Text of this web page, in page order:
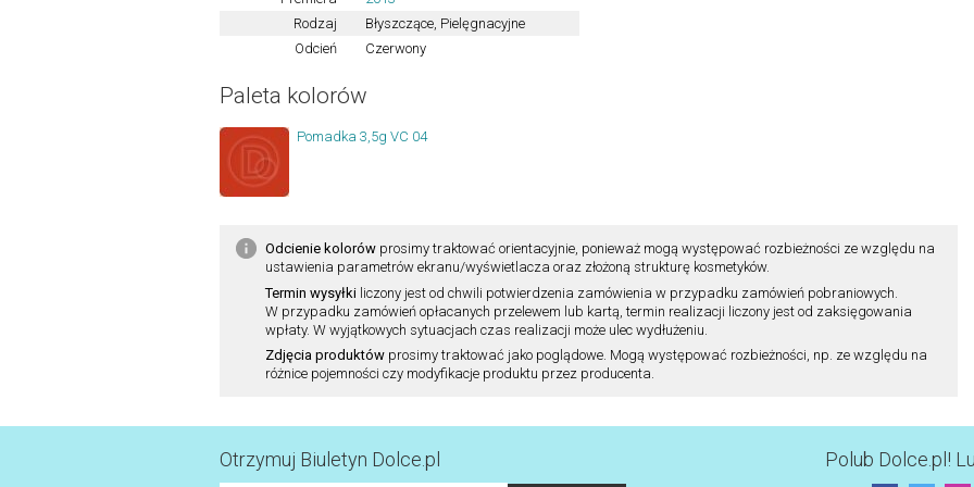
Rodzaj
Błyszczące Pielęgnacyjne
Odcień
Czerwony
Paleta kolorów
Pomadka 3,5g VC 04
Odcienie kolorów prosimy traktować orientacyjnie, ponieważ mogą występować rozbieżności ze względu na
ustawienia parametrów ekranu/wyświetlacza oraz złożoną strukturę kosmetyków.
Termin wysyłki liczony jest od chwili potwierdzenia zamówienia w przypadku zamówień pobraniowych.
W przypadku zamówień opłacanych przelewem lub kartą, termin realizacji liczony jest od zaksięgowania
wpłaty. W wyjątkowych sytuacjach czas realizacji może ulec wydłużeniu.
Zdjęcia produktów prosimy traktować jako poglądowe. Mogą występować rozbieżności, np. ze względu na
różnice pojemności czy modyfikacje produktu przez producenta.
Otrzymuj Biuletyn Dolce.pl Polub Dolce.pl !